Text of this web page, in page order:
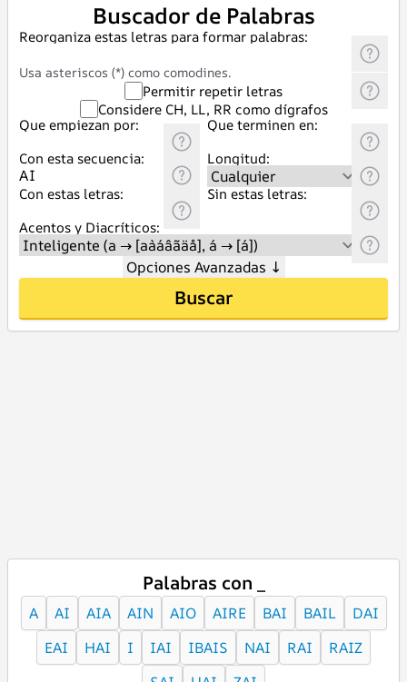
Buscador de Palabras
Reorganiza estas letras para formar palabras:
Usa asteriscos (*) como comodines.
Permitir repetir letras
Considere CH, LL, RR como dígrafos
Que empiezan por:
Que terminen en:
Con esta secuencia:
Longitud:
Con estas letras:
Sin estas letras:
Acentos y Diacríticos:
Opciones Avanzadas ↓
Buscar
Palabras con _
A AI AIA AIN AIO AIRE BAI BAIL
DAI
EAI
HAI I IAI IBAIS NAI RAI
RAIZ